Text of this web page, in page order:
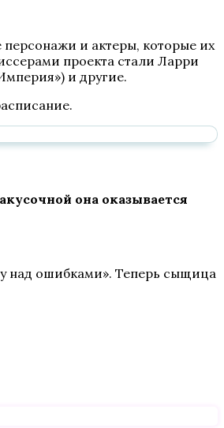
и актеры, которые их
проекта стали Ларри
и другие.
она оказывается
над ошибками». Теперь сыщица